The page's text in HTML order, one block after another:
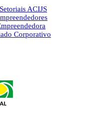
ACIJS
Corporativo